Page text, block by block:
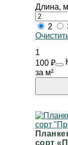
Длина, м
2
1
100 ₽
за м²
сорт